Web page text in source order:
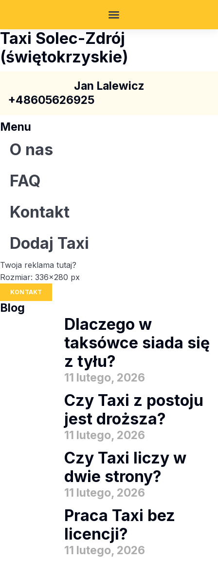
Taxi Solec-Zdrój
(świętokrzyskie)
Jan Lalewicz
+48605626925
Menu
O nas
FAQ
Kontakt
Dodaj Taxi
Twoja reklama tutaj?
Rozmiar: 336x280 px
KONTAKT
Blog
Dlaczego w
taksówce siada się
z tyłu?
11 lutego, 2026
Czy Taxi z postoju
jest droższa?
11 lutego, 2026
Czy Taxi liczy w
dwie strony?
11 lutego, 2026
Praca Taxi bez
licencji?
11 lutego, 2026